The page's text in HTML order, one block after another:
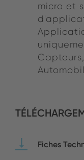
micro et
Fiches